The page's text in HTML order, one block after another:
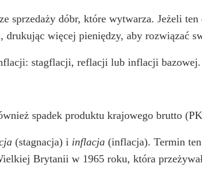
sprzedaży dóbr, które wytwarza. Jeżeli
drukując więcej pieniędzy, aby rozwiązać
stagflacji, reflacji lub inflacji bazowej.
spadek produktu krajowego brutto
(stagnacja) i inflacja (inflacja). Termin
Brytanii w 1965 roku, która